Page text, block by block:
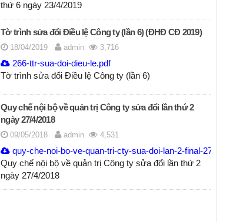
thứ 6 ngày 23/4/2019
Tờ trình sửa đổi Điều lệ Công ty (lần 6) (ĐHĐ CĐ 2019)
18/04/2019 admin 3,716
266-ttr-sua-doi-dieu-le.pdf
Tờ trình sửa đổi Điều lệ Công ty (lần 6)
Quy chế nội bộ về quản trị Công ty sửa đổi lần thứ 2
ngày 27/4/2018
09/05/2018 admin 4,531
quy-che-noi-bo-ve-quan-tri-cty-sua-doi-lan-2-final-27-4-18.pdf
Quy chế nội bộ về quản trị Công ty sửa đổi lần thứ 2
ngày 27/4/2018